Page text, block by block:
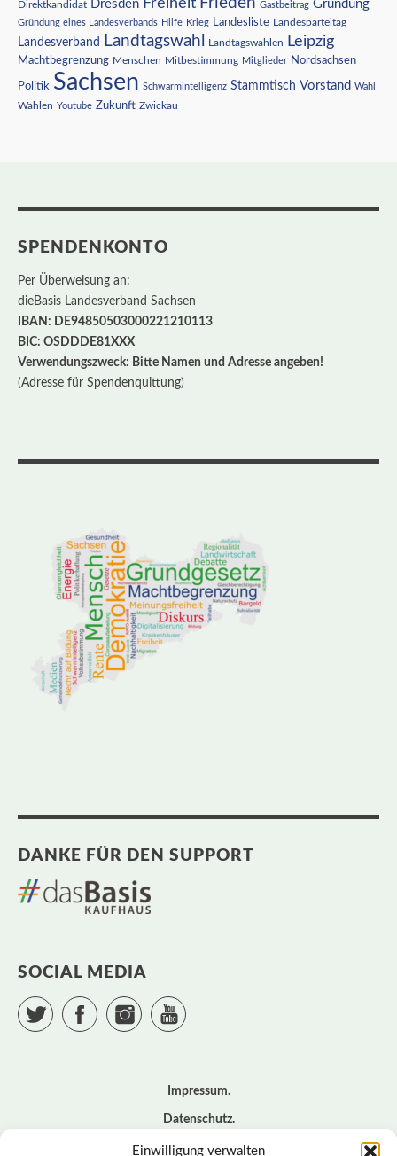
Einwilligung verwalten
Direktkandidat Dresden Freiheit Frieden Gastbeitrag Gründung
Gründung eines Landesverbands Hilfe Krieg Landesliste Landesparteitag
Landesverband Landtagswahl Landtagswahlen Leipzig
Machtbegrenzung Menschen Mitbestimmung Mitglieder Nordsachsen
Politik Sachsen Schwarmintelligenz Stammtisch Vorstand Wahl
Wahlen Youtube Zukunft Zwickau
SPENDENKONTO
Per Überweisung an:
dieBasis Landesverband Sachsen
IBAN: DE94850503000221210113
BIC: OSDDDE81XXX
Verwendungszweck: Bitte Namen und Adresse angeben!
(Adresse für Spendenquittung)
DANKE FÜR DEN SUPPORT
SOCIAL MEDIA
Twitter Facebook Instagram
Impressum
Datenschutz
Cookie – Richtlinie (EU)